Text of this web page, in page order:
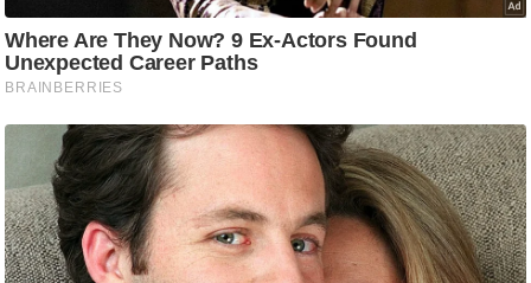
a
k
i
e
w
s